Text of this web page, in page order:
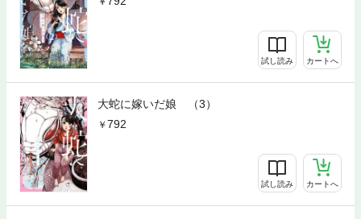
試し読み カートへ
大蛇に嫁いだ娘 （3）
792
試し読み カートへ